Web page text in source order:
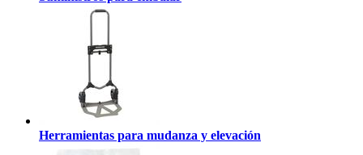
Herramientas para mudanza y elevación